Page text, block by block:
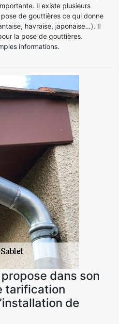
Il existe plusieurs
de gouttières ce qui donne
havraise, japonaise…). Il
la pose de gouttières.
informations.
dans son
tarification
de